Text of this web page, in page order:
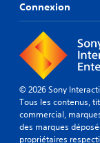
Connexion
© 2026 Sony
Tous les contenus,
commercial,
des marques
propriétaires